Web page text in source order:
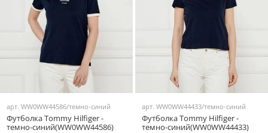
арт.WW0WW44586/темно-синий
Футболка Tommy Hilfiger -
темно-синий(WW0WW44586)
арт. WW0WW44433/темно-синий
Футболка Tommy Hilfiger -
темно-синий(WW0WW44433)